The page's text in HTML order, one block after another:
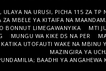
ULAYA NA URUSI, PICHA 115 ZA TP
ZA MBELE YA KITAIFA NA
BONNUT LIMEGAWANYIKA
MTI
MUNGU WA KIKE DS NA PER
KATIKA UTOFAUTI WAKE NA MBINU
MAZINGIRA YA
BAADHI YA ANGAHEWA